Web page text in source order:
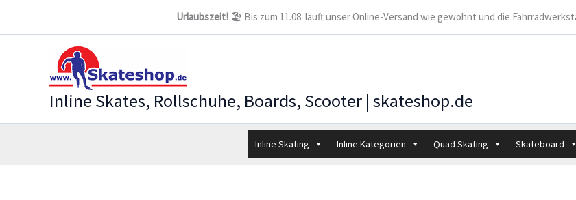
Urlaubszeit! 🏖️ Bis zum 11.08. läuft unser Online-Versand wie gewohnt und die
Inline Skates, Rollschuhe, Boards, Scooter | skateshop.de
Inline Skating Inline Kategorien Quad Skating Skateboard